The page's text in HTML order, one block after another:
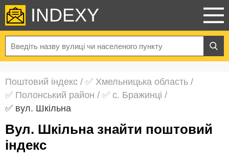
INDEXY
Поштовий індекс / ✅ Хмельницька область /
✅ Полонський район / ✅ с. Бражинці /
✅ вул. Шкільна
вул. Шкільна знайти поштовий
індекс